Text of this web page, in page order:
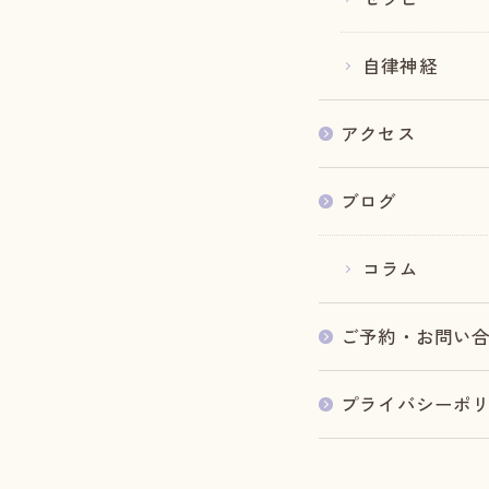
自律神経
アクセス
ブログ
コラム
ご予約・お問い
プライバシーポ